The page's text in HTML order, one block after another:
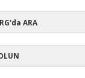
ARA